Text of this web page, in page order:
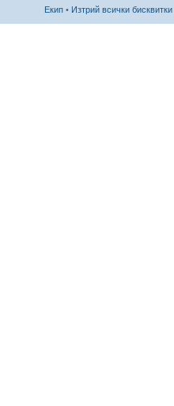
Екип • Изтрий всички бисквитки